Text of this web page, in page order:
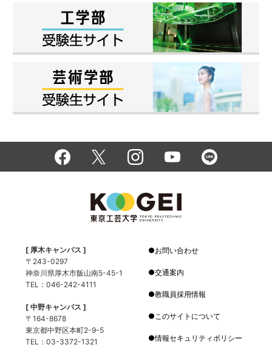
[ 厚木キャンパス ]
〒243-0297
神奈川県厚木市飯山南5-45-1
TEL：046-242-4111
[ 中野キャンパス ]
〒164-8678
東京都中野区本町2-9-5
TEL：03-3372-1321
お問い合わせ
交通案内
教職員採用情報
このサイトについて
情報セキュリティポリシー